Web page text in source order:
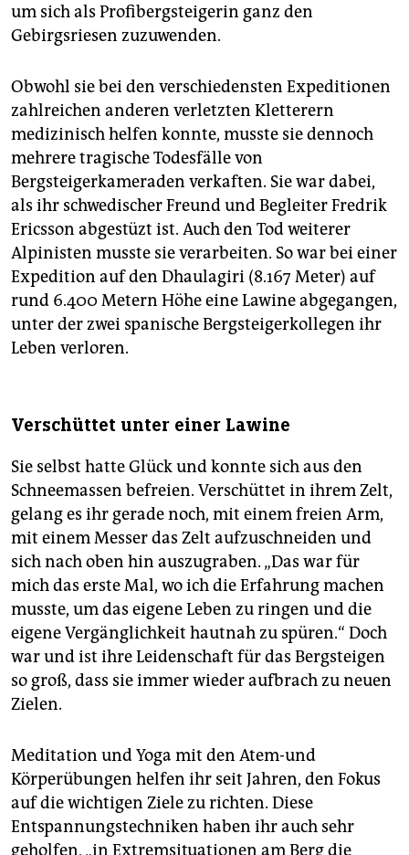
um sich als Profibergsteigerin ganz den
Gebirgsriesen zuzuwenden.
Obwohl sie bei den verschiedensten Expeditionen
zahlreichen anderen verletzten Kletterern
medizinisch helfen konnte, musste sie dennoch
mehrere tragische Todesfälle von
Bergsteigerkameraden verkaften. Sie war dabei,
als ihr schwedischer Freund und Begleiter Fredrik
Ericsson abgestüzt ist. Auch den Tod weiterer
Alpinisten musste sie verarbeiten. So war bei einer
Expedition auf den Dhaulagiri (8.167 Meter) auf
rund 6.400 Metern Höhe eine Lawine abgegangen,
unter der zwei spanische Bergsteigerkollegen ihr
Leben verloren.
Verschüttet unter einer Lawine
Sie selbst hatte Glück und konnte sich aus den
Schneemassen befreien. Verschüttet in ihrem Zelt,
gelang es ihr gerade noch, mit einem freien Arm,
mit einem Messer das Zelt aufzuschneiden und
sich nach oben hin auszugraben. „Das war für
mich das erste Mal, wo ich die Erfahrung machen
musste, um das eigene Leben zu ringen und die
eigene Vergänglichkeit hautnah zu spüren.“ Doch
war und ist ihre Leidenschaft für das Bergsteigen
so groß, dass sie immer wieder aufbrach zu neuen
Zielen.
Meditation und Yoga mit den Atem-und
Körperübungen helfen ihr seit Jahren, den Fokus
auf die wichtigen Ziele zu richten. Diese
Entspannungstechniken haben ihr auch sehr
geholfen, „in Extremsituationen am Berg die